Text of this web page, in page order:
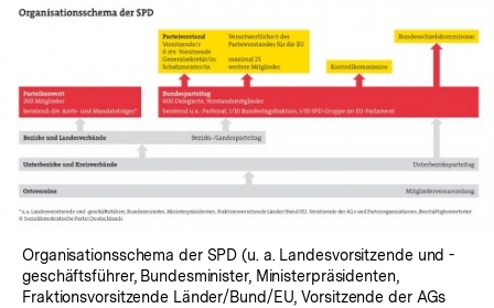
In
Lightbox
öffnen
Organisationsschema der SPD (u. a. Landesvorsitzende und -
geschäftsführer, Bundesminister, Ministerpräsidenten,
Fraktionsvorsitzende Länder/Bund/EU, Vorsitzende der AGs